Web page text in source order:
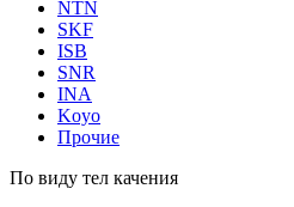
NTN
SKF
ISB
SNR
INA
Koyo
Прочие
По виду тел качения